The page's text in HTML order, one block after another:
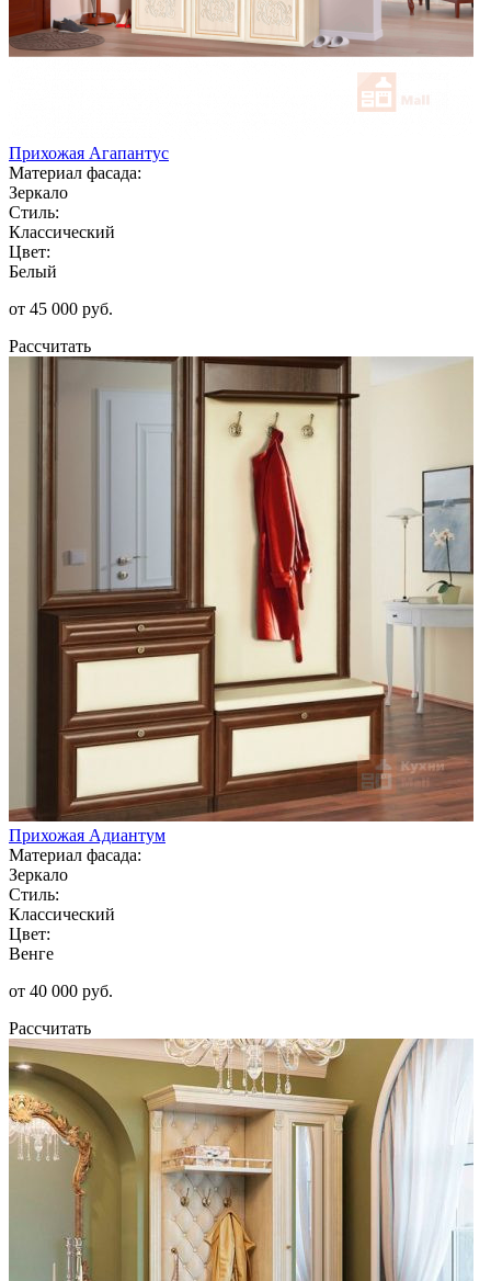
Прихожая Агапантус
Материал фасада:
Зеркало
Стиль:
Классический
Цвет:
Белый
от 45 000 руб.
Рассчитать
Прихожая Адиантум
Материал фасада:
Зеркало
Стиль:
Классический
Цвет:
Венге
от 40 000 руб.
Рассчитать